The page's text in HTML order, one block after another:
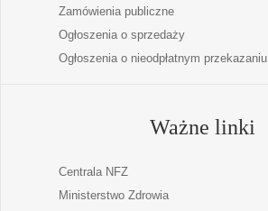
Zamówienia publiczne
Ogłoszenia o sprzedaży
Ogłoszenia o nieodpłatnym przekazaniu
Ważne linki
Centrala NFZ
Ministerstwo Zdrowia